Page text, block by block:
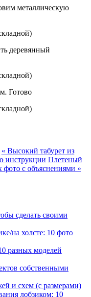
металлическую
деревянный
Готово
« Высокий табурет из
инструкции Плетеный
с объяснениями »
сделать своими
на холсте: 10 фото
разных моделей
собственными
и схем (с размерами)
лобзиком: 10